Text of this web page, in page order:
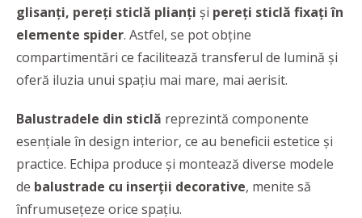
glisanți, pereți sticlă plianți și pereți sticlă fixați în
elemente spider. Astfel, se pot obține
compartimentări ce facilitează transferul de lumină și
oferă iluzia unui spațiu mai mare, mai aerisit.
Balustradele din sticlă reprezintă componente
esențiale în design interior, ce au beneficii estetice și
practice. Echipa produce și montează diverse modele
de balustrade cu inserții decorative, menite să
înfrumusețeze orice spațiu.